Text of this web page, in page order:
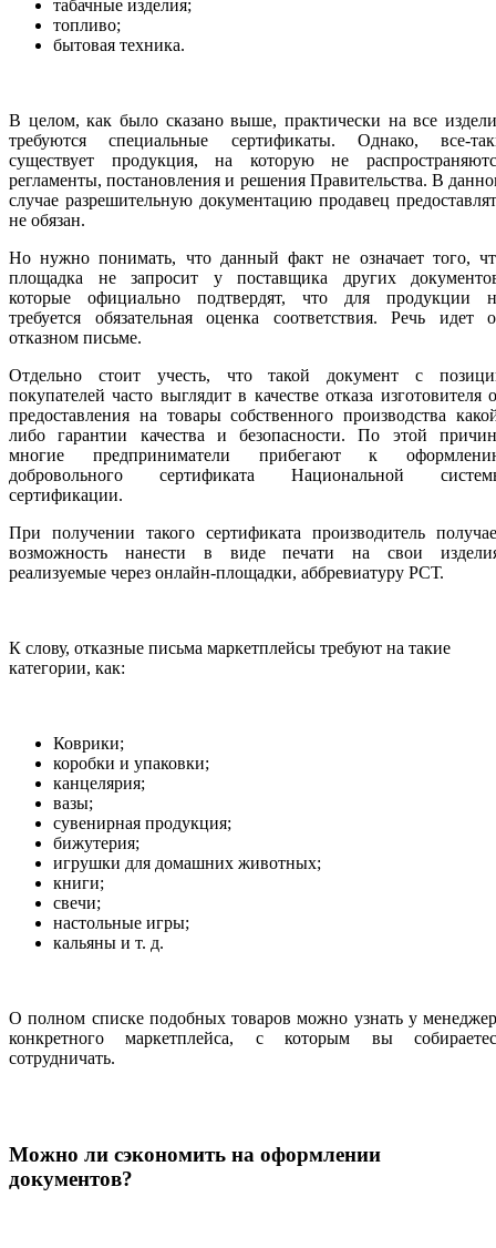
табачные изделия;
топливо;
бытовая техника.
В целом, как было сказано выше, практически на все
требуются специальные сертификаты. Однако, все-
существует продукция, на которую не
регламенты, постановления и решения Правительства. В
случае разрешительную документацию продавец
не обязан.
Но нужно понимать, что данный факт не означает того,
площадка не запросит у поставщика других
которые официально подтвердят, что для продукции
требуется обязательная оценка соответствия. Речь идет
отказном письме.
Отдельно стоит учесть, что такой документ с
покупателей часто выглядит в качестве отказа изготовителя
предоставления на товары собственного производства
либо гарантии качества и безопасности. По этой
многие предприниматели прибегают к
добровольного сертификата Национальной
сертификации.
При получении такого сертификата производитель
возможность нанести в виде печати на свои
реализуемые через онлайн-площадки, аббревиатуру РСТ.
К слову, отказные письма маркетплейсы требуют на такие
категории, как:
Коврики;
коробки и упаковки;
канцелярия;
вазы;
сувенирная продукция;
бижутерия;
игрушки для домашних животных;
книги;
свечи;
настольные игры;
кальяны и т. д.
О полном списке подобных товаров можно узнать у
конкретного маркетплейса, с которым вы
сотрудничать.
Можно ли сэкономить на оформлении
документов?